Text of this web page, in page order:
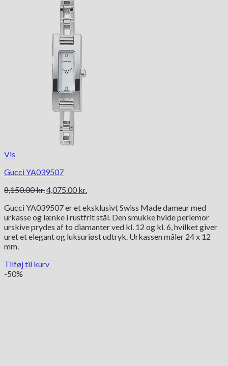
Vis
Gucci YA039507
8,150.00kr.Den
pris
var:
8,150.00 kr..
4,075.00 kr.
pris
er:
4,075.00 kr..
Gucci YA039507 er et eksklusivt Swiss Made dameur med
urkasse og lænke i rustfrit stål. Den smukke hvide perlemor
urskive prydes af to diamanter ved kl. 12 og kl. 6, hvilket giver
uret et elegant og luksuriøst udtryk. Urkassen måler 24 x 12
mm.
Tilføj til kurv
-50%